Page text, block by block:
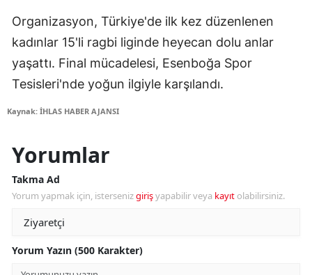
Organizasyon, Türkiye'de ilk kez düzenlenen
kadınlar 15'li ragbi liginde heyecan dolu anlar
yaşattı. Final mücadelesi, Esenboğa Spor
Tesisleri'nde yoğun ilgiyle karşılandı.
Kaynak: İHLAS HABER AJANSI
Yorumlar
Takma Ad
Yorum yapmak için, istersenizgirişyapabilir veya kayıt olabilirsiniz.
Yorum Yazın (500 Karakter)